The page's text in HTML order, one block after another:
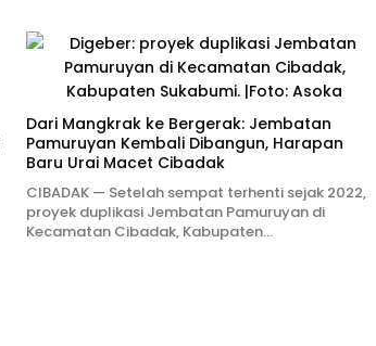
Dari Mangkrak ke Bergerak: Jembatan
Pamuruyan Kembali Dibangun, Harapan
Baru Urai Macet Cibadak
CIBADAK — Setelah sempat terhenti sejak 2022,
proyek duplikasi Jembatan Pamuruyan di
Kecamatan Cibadak, Kabupaten…